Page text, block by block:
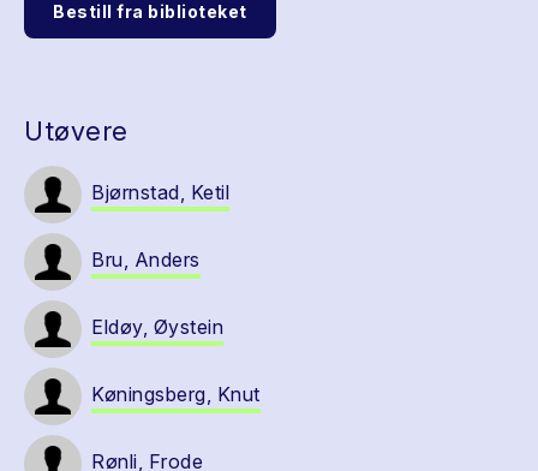
Bestill fra biblioteket
Utøvere
Bjørnstad, Ketil
Bru, Anders
Eldøy, Øystein
Køningsberg, Knut
Rønli, Frode